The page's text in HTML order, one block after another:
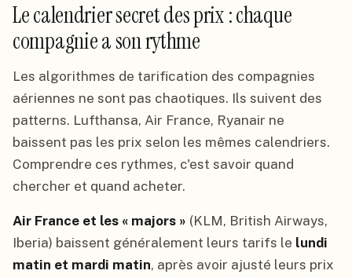
Le calendrier secret des prix : chaque
compagnie a son rythme
Les algorithmes de tarification des compagnies
aériennes ne sont pas chaotiques. Ils suivent des
patterns. Lufthansa, Air France, Ryanair ne
baissent pas les prix selon les mêmes calendriers.
Comprendre ces rythmes, c'est savoir quand
chercher et quand acheter.
Air France et les « majors » (KLM, British Airways,
Iberia) baissent généralement leurs tarifs le lundi
matin et mardi matin, après avoir ajusté leurs prix